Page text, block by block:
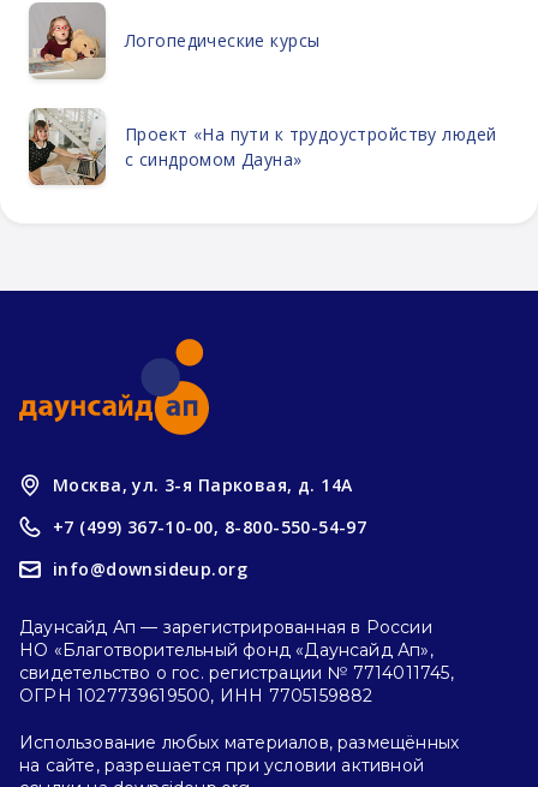
Логопедические курсы
Проект «На пути к трудоустройству людей
с синдромом Дауна»
Москва, ул. 3-я Парковая, д. 14А
+7 (499) 367-10-00, 8-800-550-54-97
info@downsideup.org
Даунсайд Ап — зарегистрированная в России
НО «Благотворительный фонд «Даунсайд Ап»,
свидетельство о гос. регистрации № 7714011745,
ОГРН 1027739619500, ИНН 7705159882
Использование любых материалов, размещённых
на сайте, разрешается при условии активной